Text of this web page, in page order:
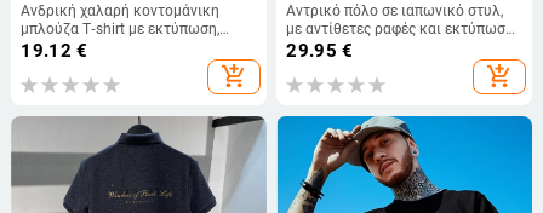
Ανδρική χαλαρή κοντομάνικη
μπλούζα T‑shirt με εκτύπωση,
στρογγυλός λαιμός, καθημερινό
19.12 €
add_shopping_cart
Αντρικό πόλο σε ιαπωνικό στυλ,
με αντίθετες ραφές και εκτύπωση
με γράμματα, γιακάς πόλο με
ανοιχτή γραμμή, κοντά μανίκια,
χαλαρή γραμμή
29.95 €
add_shopping_cart